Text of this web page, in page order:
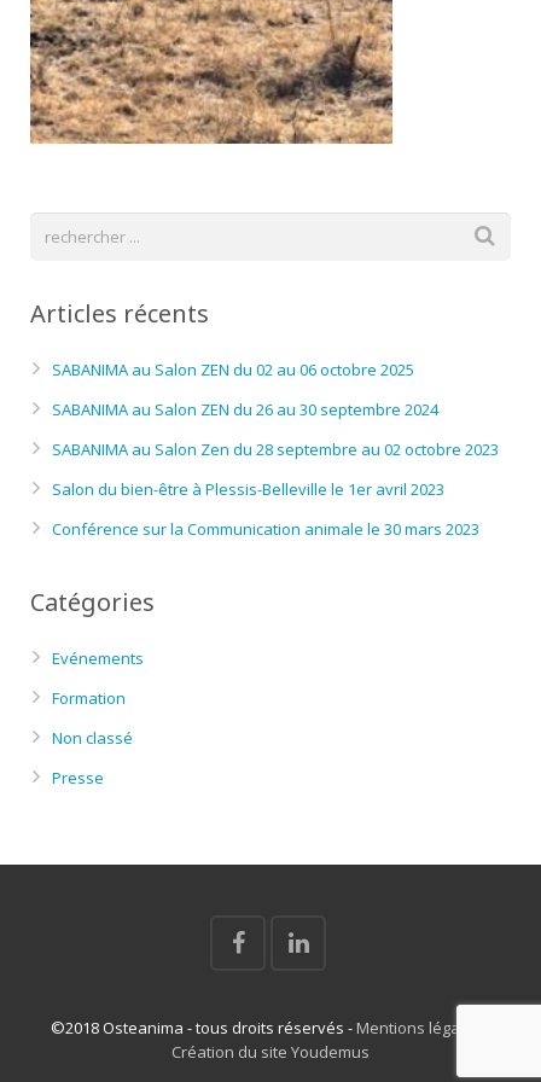
Articles récents
SABANIMA au Salon ZEN du 02 au 06 octobre 2025
SABANIMA au Salon ZEN du 26 au 30 septembre 2024
SABANIMA au Salon Zen du 28 septembre au 02 octobre 2023
Salon du bien-être à Plessis-Belleville le 1er avril 2023
Conférence sur la Communication animale le 30 mars 2023
Catégories
Evénements
Formation
Non classé
Presse
©2018 Osteanima - tous droits réservés - Mentions légales
Création du site Youdemus